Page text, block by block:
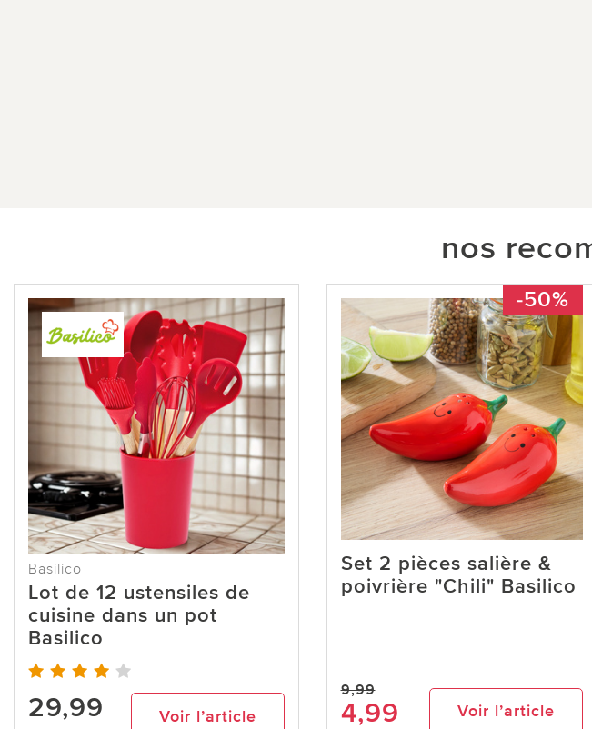
nos
Basilico
Lot de 12 ustensiles de
cuisine dans un pot
Basilico
29,99 Voir l’article
-50%
Set 2 pièces salière &
poivrière "Chili" Basilico
9,99
4,99 Voir l’article